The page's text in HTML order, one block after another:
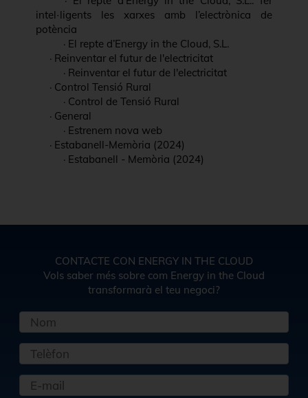
intel·ligents les xarxes amb l’electrònica de
potència
· El repte d’Energy in the Cloud, S.L.
· Reinventar el futur de l'electricitat
· Reinventar el futur de l'electricitat
· Control Tensió Rural
· Control de Tensió Rural
· General
· Estrenem nova web
· Estabanell-Memòria (2024)
· Estabanell - Memòria (2024)
CONTACTE CON ENERGY IN THE CLOUD
Vols saber més sobre com Energy in the Cloud
transformarà el teu negoci?